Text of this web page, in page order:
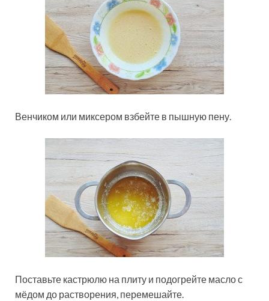
Венчиком или миксером взбейте в пышную пену.
Поставьте кастрюлю на плиту и подогрейте масло с
мёдом до растворения, перемешайте.